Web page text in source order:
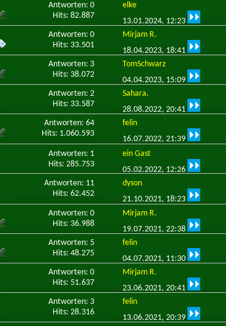
Antworten: 0
Hits: 82.887
elke
13.01.2024, 12:23
Antworten: 0
Hits: 33.501
Mirjam R.
18.04.2023, 18:41
Antworten: 3
Hits: 38.072
TomSchwarz
04.04.2023, 15:09
Antworten: 2
Hits: 33.587
Sahara.
28.08.2022, 20:41
Antworten: 64
Hits: 1.060.593
felin
16.07.2022, 21:39
Antworten: 1
Hits: 285.753
ein Gast
05.02.2022, 12:26
Antworten: 11
Hits: 62.452
dyson
21.10.2021, 18:23
Antworten: 0
Hits: 36.988
Mirjam R.
19.07.2021, 22:38
Antworten: 5
Hits: 48.275
felin
04.07.2021, 11:30
Antworten: 0
Hits: 51.637
Mirjam R.
23.06.2021, 20:41
Antworten: 3
Hits: 28.316
felin
13.06.2021, 20:39